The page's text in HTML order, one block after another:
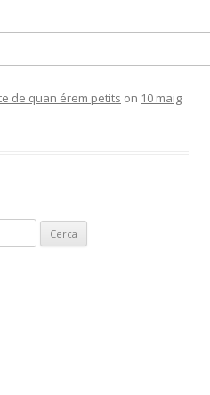
de quan érem petits on 10 maig